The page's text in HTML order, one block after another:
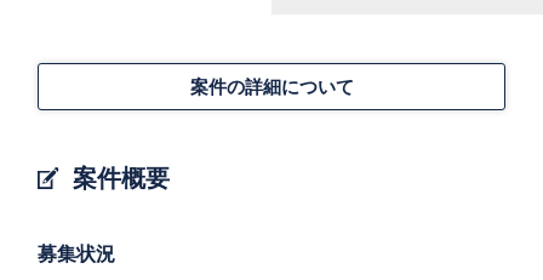
案件概要
案件の詳細について
募集状況